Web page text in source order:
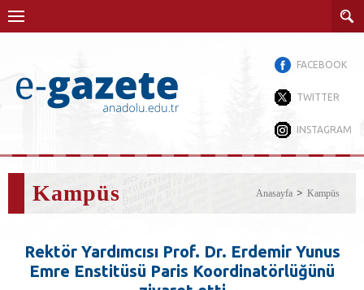
FACEBOOK
TWITTER
INSTAGRAM
Kampüs Anasayfa Kampüs
Rektör Yardımcısı Prof. Dr. Erdemir Yunus
Emre Enstitüsü Paris Koordinatörlüğünü